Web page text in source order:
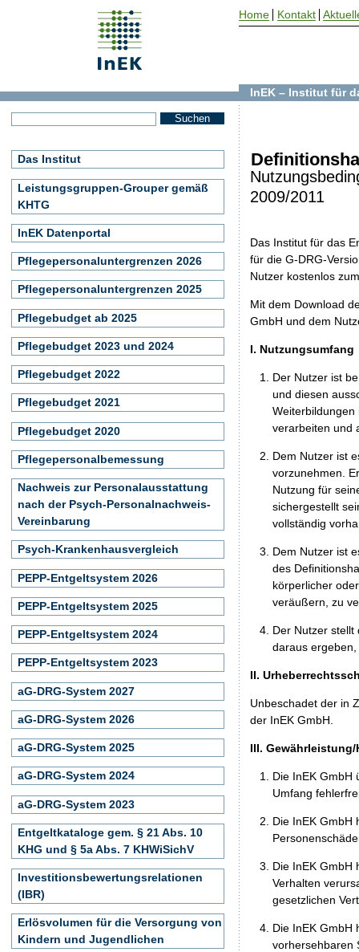
2009/2011
Das Institut für das
für die G-DRG-
Nutzer kostenlos
Mit dem Download
GmbH und dem
I. Nutzungsumfang
Der Nutzer ist
und diesen
verarbeiten und
Dem Nutzer ist
vorzunehmen.
Nutzung für
sichergestellt
vollständig
Dem Nutzer ist
des
körperlicher
veräußern, zu
Der Nutzer stellt
daraus
II.
Unbeschadet der in
der InEK GmbH.
III.
Die InEK GmbH
Umfang
Die InEK GmbH
Die InEK GmbH
Verhalten
gesetzlichen
Die InEK GmbH
vorhersehbaren
InEK – Institut für
Das Institut
Leistungsgruppen-Grouper gemäß
KHTG
InEK Datenportal
Pflegepersonaluntergrenzen 2026
Pflegepersonaluntergrenzen 2025
Pflegebudget ab 2025
Pflegebudget 2023 und 2024
Pflegebudget 2022
Pflegebudget 2021
Pflegebudget 2020
Pflegepersonalbemessung
Nachweis zur Personalausstattung
nach der Psych-Personalnachweis-
Vereinbarung
Psych-Krankenhausvergleich
PEPP-Entgeltsystem 2026
PEPP-Entgeltsystem 2025
PEPP-Entgeltsystem 2024
PEPP-Entgeltsystem 2023
aG-DRG-System 2027
aG-DRG-System 2026
aG-DRG-System 2025
aG-DRG-System 2024
aG-DRG-System 2023
Entgeltkataloge gem. § 21 Abs. 10
KHG und § 5a Abs. 7 KHWiSichV
Investitionsbewertungsrelationen
(IBR)
Erlösvolumen für die Versorgung von
Kindern und Jugendlichen
Home Kontakt